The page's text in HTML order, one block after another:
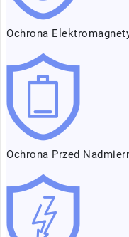
Ochrona
Ochrona Przed